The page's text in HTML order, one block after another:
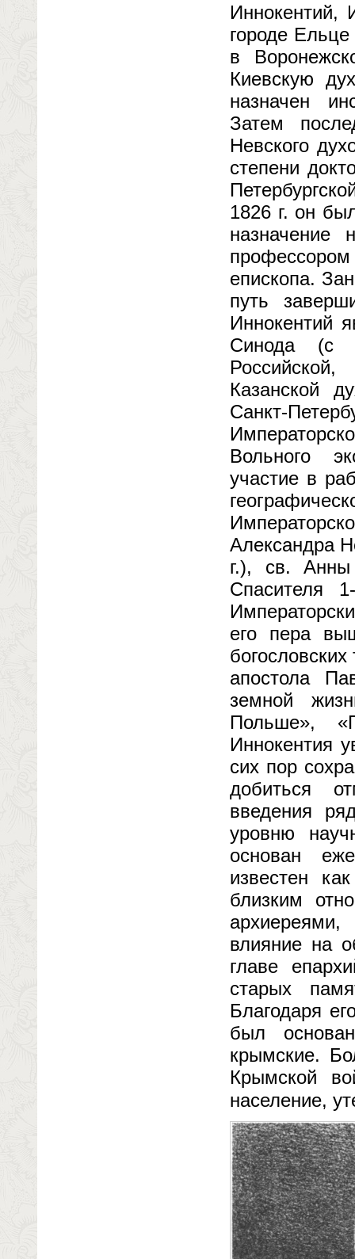
Иннокентий,
городе
в
Киевскую
назначен
Затем
Невского
степени
1826 г. он
назначение
епископа.
путь
Иннокентий
Синода (с
Российской,
Казанской
Санкт-
Вольного
участие в
Александра
г.), св. Анны
Спасителя
его пера
апостола
земной
Польше»,
Иннокентия
сих пор
добиться
введения
уровню
основан
известен
близким
влияние на
главе
старых
Благодаря
был
крымские.
Крымской
население,